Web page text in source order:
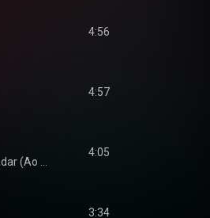
4:56
4:57
4:05
3:34